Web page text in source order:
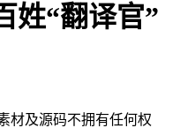
姓“翻译官”
材及源码不拥有任何权